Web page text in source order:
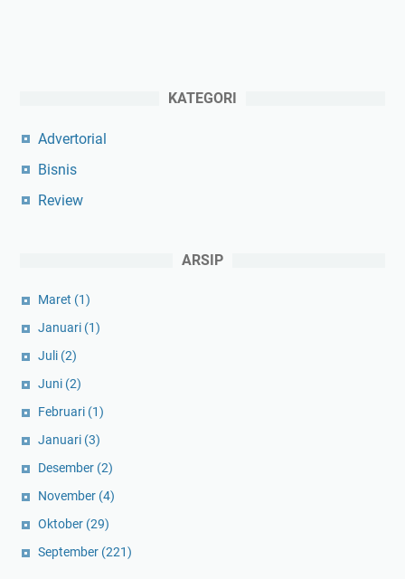
KATEGORI
Advertorial
Bisnis
Review
ARSIP
Maret (1)
Januari (1)
Juli (2)
Juni (2)
Februari (1)
Januari (3)
Desember (2)
November (4)
Oktober (29)
September (221)